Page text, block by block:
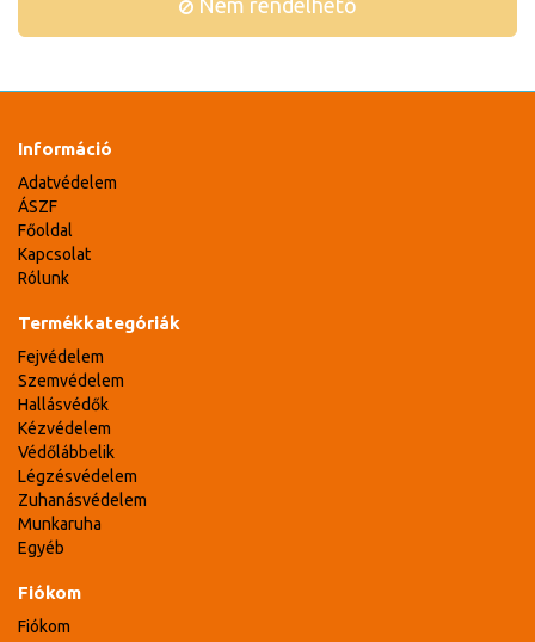
Nem rendelhető
Információ
Adatvédelem
ÁSZF
Főoldal
Kapcsolat
Rólunk
Termékkategóriák
Fejvédelem
Szemvédelem
Hallásvédők
Kézvédelem
Védőlábbelik
Légzésvédelem
Zuhanásvédelem
Munkaruha
Egyéb
Fiókom
Fiókom